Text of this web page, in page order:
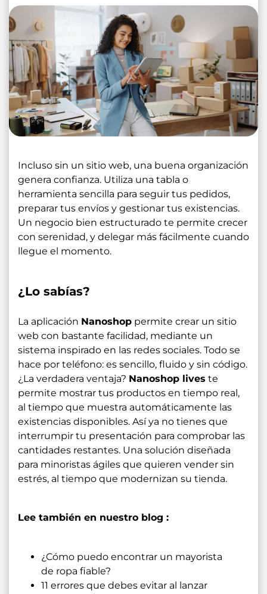
Incluso sin un sitio web, una buena organización
genera confianza. Utiliza una tabla o
herramienta sencilla para seguir tus pedidos,
preparar tus envíos y gestionar tus existencias.
Un negocio bien estructurado te permite crecer
con serenidad, y delegar más fácilmente cuando
llegue el momento.
¿Lo sabías?
La aplicación Nanoshop permite crear un sitio
web con bastante facilidad, mediante un
sistema inspirado en las redes sociales. Todo se
hace por teléfono: es sencillo, fluido y sin código.
¿La verdadera ventaja? Nanoshop lives te
permite mostrar tus productos en tiempo real,
al tiempo que muestra automáticamente las
existencias disponibles. Así ya no tienes que
interrumpir tu presentación para comprobar las
cantidades restantes. Una solución diseñada
para minoristas ágiles que quieren vender sin
estrés, al tiempo que modernizan su tienda.
Lee también en nuestro blog :
¿Cómo puedo encontrar un mayorista
de ropa fiable?
11 errores que debes evitar al lanzar